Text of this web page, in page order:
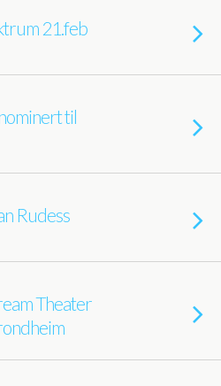
21.feb
til
Rudess
Theater